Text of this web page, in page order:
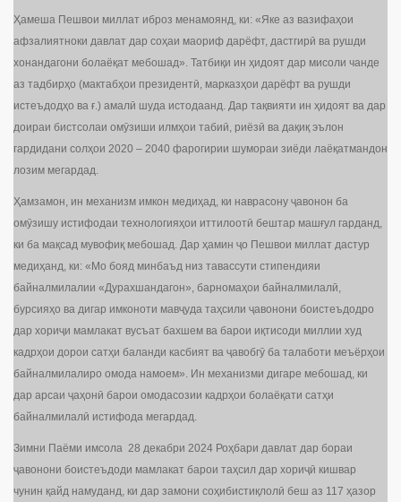
Ҳамеша Пешвои миллат иброз менамоянд, ки: «Яке аз вазифаҳои
афзалиятноки давлат дар соҳаи маориф дарёфт, дастгирӣ ва рушди
хонандагони болаёқат мебошад». Татбиқи ин ҳидоят дар мисоли чанде
аз тадбирҳо (мактабҳои президентӣ, марказҳои дарёфт ва рушди
истеъдодҳо ва ғ.) амалӣ шуда истодаанд. Дар тақвияти ин ҳидоят ва дар
доираи бистсолаи омӯзиши илмҳои табиӣ, риёзӣ ва дақиқ эълон
гардидани солҳои 2020 – 2040 фарогирии шумораи зиёди лаёқатмандон
лозим мегардад.
Ҳамзамон, ин механизм имкон медиҳад, ки наврасону ҷавонон ба
омӯзишу истифодаи технологияҳои иттилоотӣ бештар машғул гарданд,
ки ба мақсад мувофиқ мебошад. Дар ҳамин ҷо Пешвои миллат дастур
медиҳанд, ки: «Мо бояд минбаъд низ тавассути стипендияи
байналмилалии «Дурахшандагон», барномаҳои байналмилалӣ,
бурсияҳо ва дигар имконоти мавҷуда таҳсили ҷавонони боистеъдодро
дар хориҷи мамлакат вусъат бахшем ва барои иқтисоди миллии худ
кадрҳои дорои сатҳи баланди касбият ва ҷавобгӯ ба талаботи меъёрҳои
байналмилалиро омода намоем». Ин механизми дигаре мебошад, ки
дар арсаи ҷаҳонӣ барои омодасозии кадрҳои болаёқати сатҳи
байналмилалӣ истифода мегардад.
Зимни Паёми имсола 28 декабри 2024 Роҳбари давлат дар бораи
ҷавонони боистеъдоди мамлакат барои таҳсил дар хориҷӣ кишвар
чунин қайд намуданд, ки дар замони соҳибистиқлолӣ беш аз 117 ҳазор